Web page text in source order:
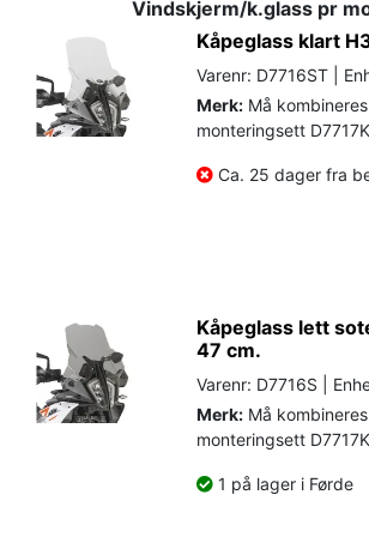
Vindskjerm/k.glass pr
Kåpeglass klart
Varenr: D7716ST |
Merk: Må
monteringsett
Ca. 25 dager fra
Kåpeglass lett
47 cm.
Varenr: D7716S |
Merk: Må
monteringsett
1 på lager i Førde